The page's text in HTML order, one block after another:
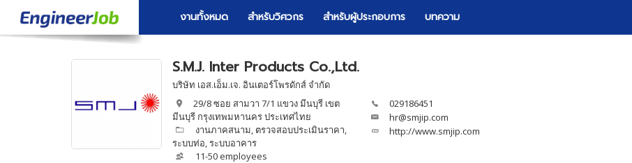
งานทั้งหมด สำหรับวิศวกร สำหรับผู้ประกอบการ บทความ
S.M.J. Inter Products Co.,Ltd.
บริษัท เอส.เอ็ม.เจ. อินเตอร์โพรดักส์ จำกัด
29/8 ซอย สามวา 7/1 แขวง มีนบุรี เขต
มีนบุรี กรุงเทพมหานคร ประเทศไทย
งานภาคสนาม, ตรวจสอบประเมินราคา,
ระบบท่อ,ระบบอาคาร
11-50 employees
029186451
hr@smjip.com
http://www.smjip.com